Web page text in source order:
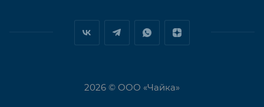
2026 © ООО «Чайка»